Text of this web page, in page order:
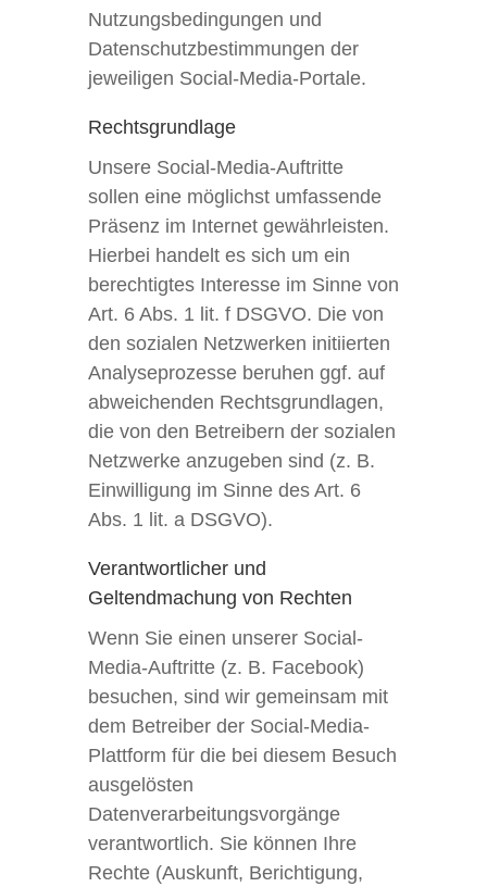
Nutzungsbedingungen und
Datenschutzbestimmungen der
jeweiligen Social-Media-Portale.
Rechtsgrundlage
Unsere Social-Media-Auftritte
sollen eine möglichst umfassende
Präsenz im Internet gewährleisten.
Hierbei handelt es sich um ein
berechtigtes Interesse im Sinne von
Art. 6 Abs. 1 lit. f DSGVO. Die von
den sozialen Netzwerken initiierten
Analyseprozesse beruhen ggf. auf
abweichenden Rechtsgrundlagen,
die von den Betreibern der sozialen
Netzwerke anzugeben sind (z. B.
Einwilligung im Sinne des Art. 6
Abs. 1 lit. a DSGVO).
Verantwortlicher und
Geltendmachung von Rechten
Wenn Sie einen unserer Social-
Media-Auftritte (z. B. Facebook)
besuchen, sind wir gemeinsam mit
dem Betreiber der Social-Media-
Plattform für die bei diesem Besuch
ausgelösten
Datenverarbeitungsvorgänge
verantwortlich. Sie können Ihre
Rechte (Auskunft, Berichtigung,